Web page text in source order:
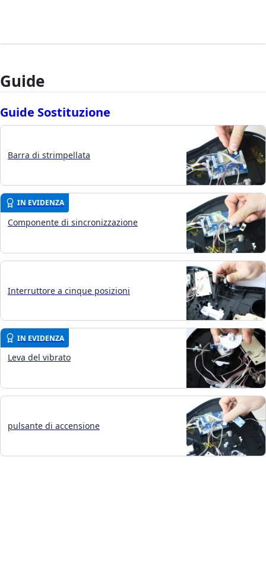
Guide
Guide Sostituzione
Barra di strimpellata
IN EVIDENZA
Componente di sincronizzazione
Interruttore a cinque posizioni
IN EVIDENZA
Leva del vibrato
pulsante di accensione